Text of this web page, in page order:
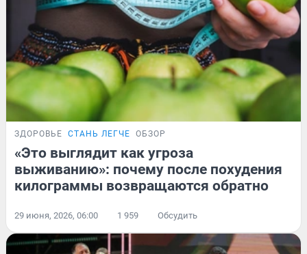
ЗДОРОВЬЕ СТАНЬ ЛЕГЧЕ ОБЗОР
«Это выглядит как угроза
выживанию»: почему после похудения
килограммы возвращаются обратно
29 июня, 2026, 06:00 1 959 Обсудить